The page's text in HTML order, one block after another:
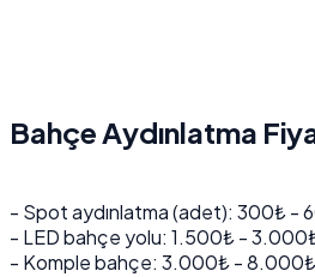
Bahçe Aydınlatma
- Spot aydınlatma (adet): 300₺ -
- LED bahçe yolu: 1.500₺ -
- Komple bahçe: 3.000₺ - 8.000₺